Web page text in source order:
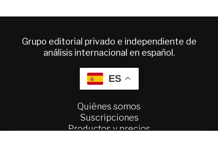
Grupo editorial privado e independiente de
análisis internacional en español.
ES
Quiénes somos
Suscripciones
Productos y precios